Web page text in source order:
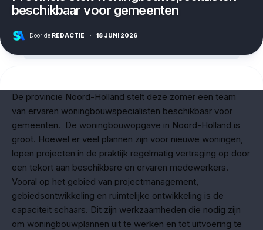
beschikbaar voor gemeenten
Door de REDACTIE · 18 JUNI 2026
De provincie Noord-Holland stelt deze zomer een team
van ervaren woningbouwspecialisten beschikbaar voor
gemeenten. De woningbouwopgave in Noord-Holland is
groot. Hoewel er veel plannen zijn voor nieuwe woningen,
lopen projecten in de praktijk regelmatig vertraging op door
een tekort aan beschikbare en ervaren medewerkers.
Vooral op het gebied van projectmanagement,
gebiedsontwikkeling en ruimtelijke ontwikkeling is de
capaciteit schaars. Dit zijn werkzaamheden die nodig zijn
om woningbouwplannen uit te werken en tot uitvoering te